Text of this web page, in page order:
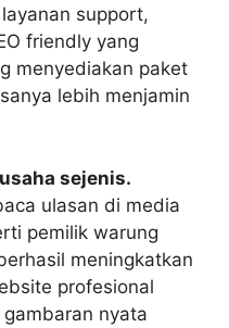
support,
friendly yang
menyediakan paket
lebih menjamin
sejenis.
ulasan di media
pemilik warung
meningkatkan
profesional
nyata